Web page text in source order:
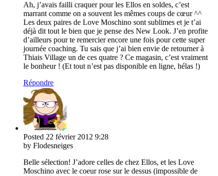
Ah, j’avais failli craquer pour les Ellos en soldes, c’est
marrant comme on a souvent les mêmes coups de cœur ^^
Les deux paires de Love Moschino sont sublimes et je t’ai
déjà dit tout le bien que je pense des New Look. J’en profite
d’ailleurs pour te remercier encore une fois pour cette super
journée coaching. Tu sais que j’ai bien envie de retourner à
Thiais Village un de ces quatre ? Ce magasin, c’est vraiment
le bonheur ! (Et tout n’est pas disponible en ligne, hélas !)
Répondre
Posted 22 février 2012 9:28
by Flodesneiges
Belle sélection! J’adore celles de chez Ellos, et les Love
Moschino avec le coeur rose sur le dessus (impossible de